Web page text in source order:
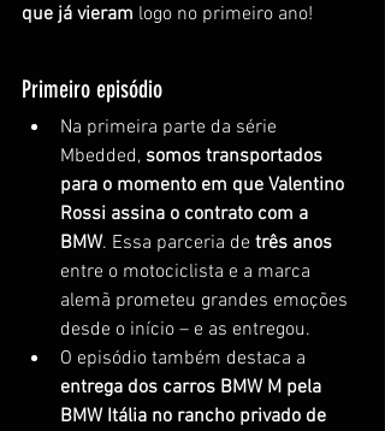
que já vieram logo no primeiro ano!
Primeiro episódio
Na primeira parte da série
Mbedded, somos transportados
para o momento em que Valentino
Rossi assina o contrato com a
BMW. Essa parceria de três anos
entre o motociclista e a marca
alemã prometeu grandes emoções
desde o início – e as entregou.
O episódio também destaca a
entrega dos carros BMW M pela
BMW Itália no rancho privado de